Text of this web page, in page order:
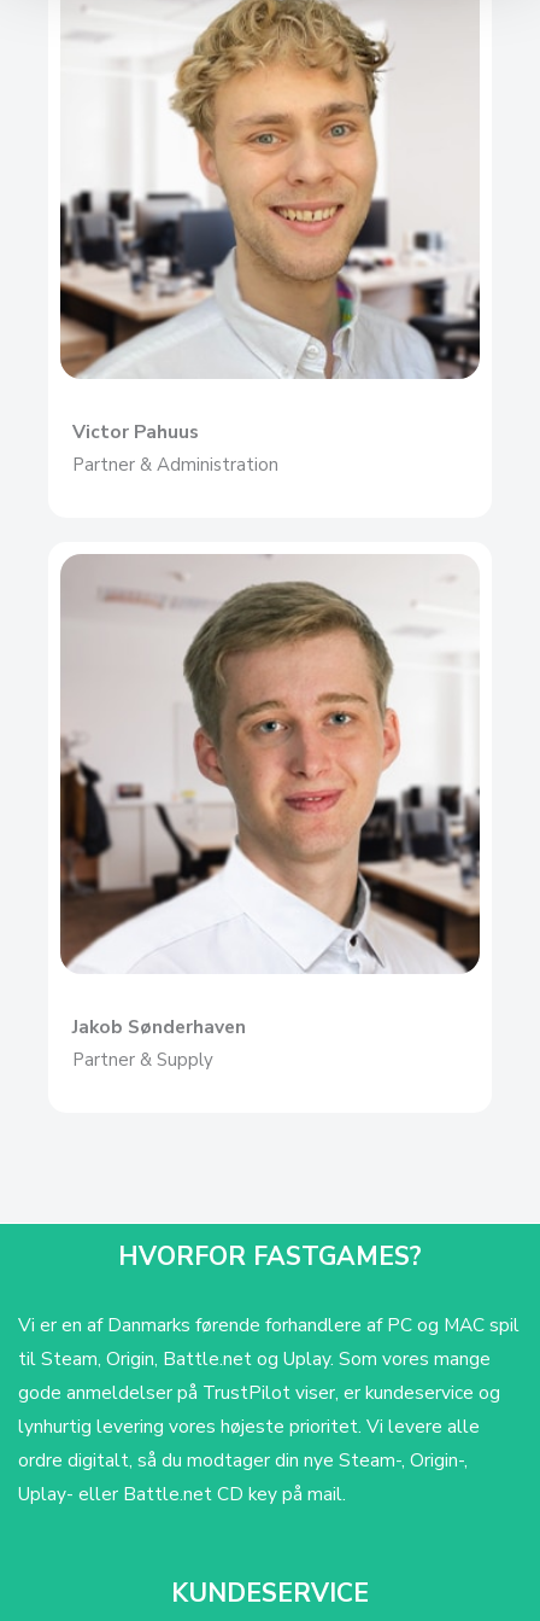
Victor Pahuus
Partner & Administration
Jakob Sønderhaven
Partner & Supply
HVORFOR FASTGAMES?
Vi er en af Danmarks førende forhandlere af PC og MAC spil
til Steam, Origin, Battle.net og Uplay. Som vores mange
gode anmeldelser på TrustPilot viser, er kundeservice og
lynhurtig levering vores højeste prioritet. Vi levere alle
ordre digitalt, så du modtager din nye Steam-, Origin-,
Uplay- eller Battle.net CD key på mail.
KUNDESERVICE